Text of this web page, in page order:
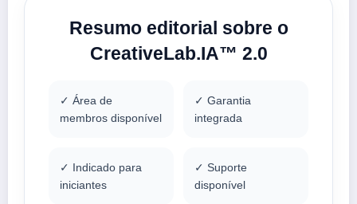
Resumo editorial sobre o
CreativeLab.IA™ 2.0
✓ Área de
membros disponível
✓ Garantia
integrada
✓ Indicado para
iniciantes
✓ Suporte
disponível